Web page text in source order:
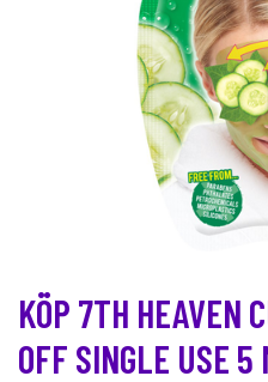
KÖP 7TH HEAVEN
OFF SINGLE USE 5